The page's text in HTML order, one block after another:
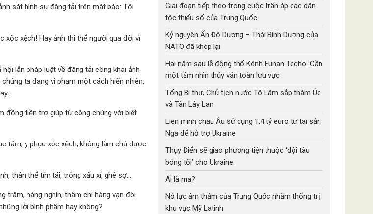
sát hình sự đăng tải trên mặt báo: Tội
xộc xệch! Hay ảnh thi thể người qua đời vì
lẫn pháp luật về đăng tải công khai ảnh
ta đang vi phạm một cách hiển nhiên,
đồng tiền trợ giúp từ công chúng với biết
tăm, y phục xộc xệch, không làm chủ được
thân thể tím tái, trông xấu xí, ghê sợ…
trăm, hàng nghìn, thậm chí hàng vạn đôi
lời bình phẩm hay không?
Giai đoạn tiếp theo trong cuộc trấn áp các dân
tộc thiểu số của Trung Quốc
Kỷ nguyên Ấn Độ Dương – Thái Bình Dương của
NATO đã khép lại
Hai năm sau lễ động thổ Kênh Funan Techo: Cần
một tầm nhìn thủy văn toàn lưu vực
Tổng Bí thư, Chủ tịch nước Tô Lâm sắp thăm Úc
và Tân Lây Lan
Liên minh châu Âu sử dụng 1.4 tỷ euro từ tài sản
Nga để hỗ trợ Ukraine
Thụy Điển sẽ giao phương tiện thuộc ‘đội tàu
bóng tối’ cho Ukraine
Ai là ma?
Nỗ lực âm thầm của Trung Quốc nhằm thống trị
khu vực Mỹ Latinh